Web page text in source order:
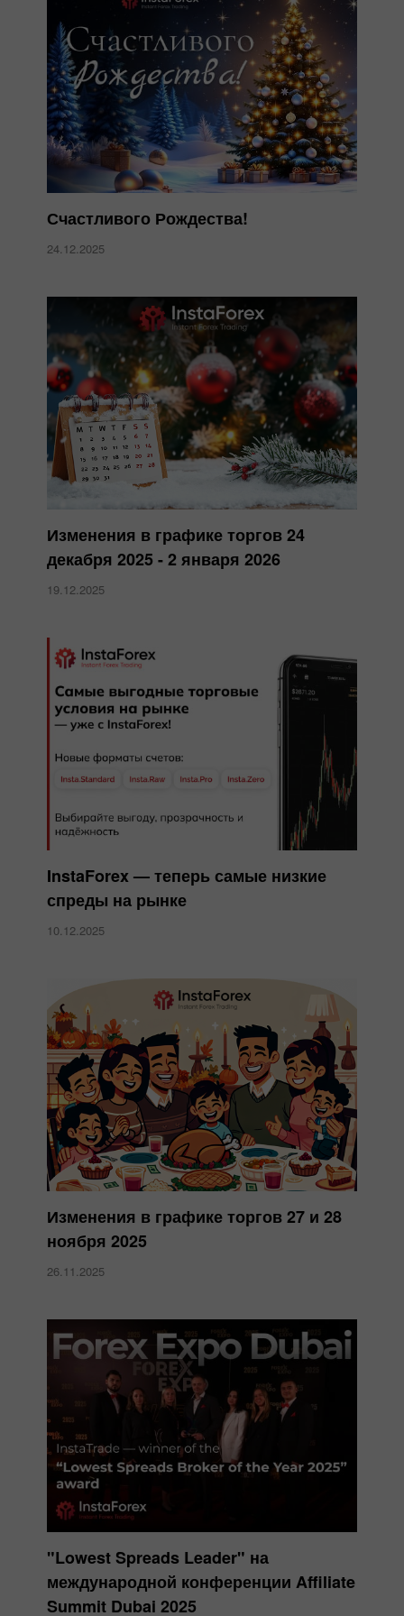
Счастливого Рождества!
24.12.2025
Изменения в графике торгов 24
декабря 2025 - 2 января 2026
19.12.2025
InstaForex — теперь самые низкие
спреды на рынке
10.12.2025
Изменения в графике торгов 27 и 28
ноября 2025
26.11.2025
"Lowest Spreads Leader" на
международной конференции Affiliate
Summit Dubai 2025